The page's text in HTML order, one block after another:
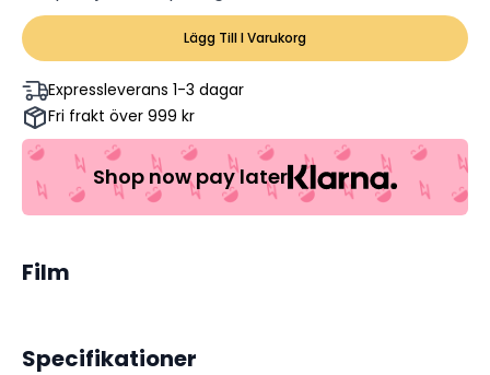
Lägg Till I Varukorg
Expressleverans 1-3 dagar
Fri frakt över 999 kr
Shop now pay later
Film
Specifikationer